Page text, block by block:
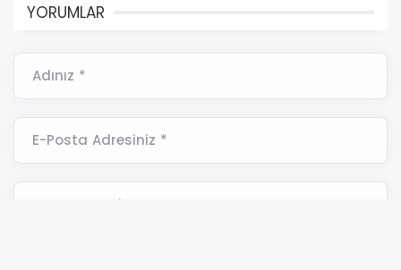
YORUMLAR
Adınız *
E-Posta Adresiniz *
Yorumunuz *